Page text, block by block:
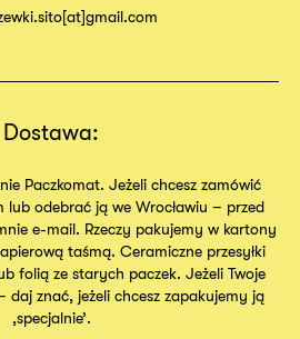
Dostawa:
Paczkomat. Jeżeli chcesz zamówić
lub odebrać ją we Wrocławiu – przed
e-mail. Rzeczy pakujemy w kartony
taśmą. Ceramiczne przesyłki
folią ze starych paczek. Jeżeli Twoje
daj znać, jeżeli chcesz zapakujemy ją
,specjalnie’.